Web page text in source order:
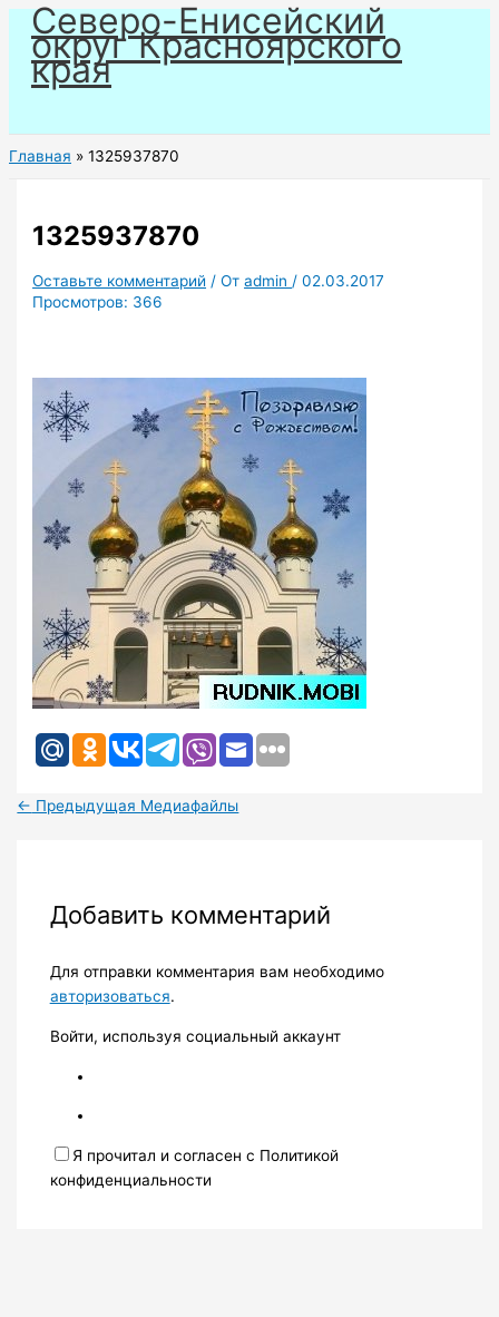
Перейти
содержимому
Северо-Енисейский
округ Красноярского
края
Главная 1325937870
1325937870
Оставьте комментарий / Отadmin /02.03.2017
Просмотров: 366
← Предыдущая Медиафайлы
Добавить комментарий
Для отправки комментария вам необходимо
авторизоваться.
Войти, используя социальный аккаунт
Я прочитал и согласен с Политикой
конфиденциальности